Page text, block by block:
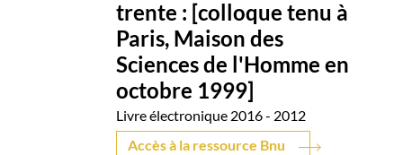
trente : [colloque tenu à
Paris, Maison des
Sciences de l'Homme en
octobre 1999]
Livre électronique 2016 - 2012
Accès à la ressource Bnu